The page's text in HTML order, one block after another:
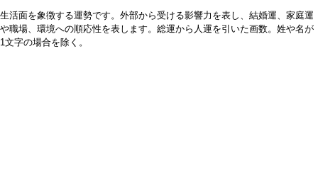
生活面を象徴する運勢です。外部から受ける影響力を表し、結婚運、家庭運
や職場、環境への順応性を表します。総運から人運を引いた画数。姓や名が
1文字の場合を除く。